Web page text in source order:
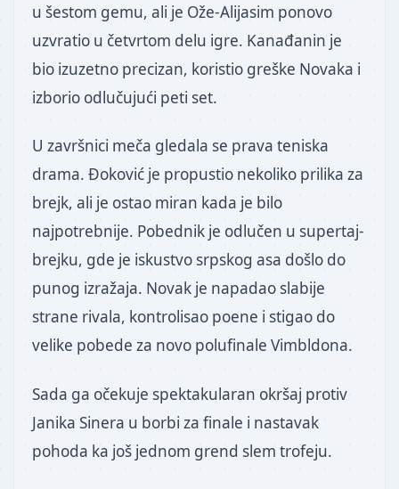
u šestom gemu, ali je Ože-Alijasim ponovo
uzvratio u četvrtom delu igre. Kanađanin je
bio izuzetno precizan, koristio greške Novaka i
izborio odlučujući peti set.
U završnici meča gledala se prava teniska
drama. Đoković je propustio nekoliko prilika za
brejk, ali je ostao miran kada je bilo
najpotrebnije. Pobednik je odlučen u supertaj-
brejku, gde je iskustvo srpskog asa došlo do
punog izražaja. Novak je napadao slabije
strane rivala, kontrolisao poene i stigao do
velike pobede za novo polufinale Vimbldona.
Sada ga očekuje spektakularan okršaj protiv
Janika Sinera u borbi za finale i nastavak
pohoda ka još jednom grend slem trofeju.